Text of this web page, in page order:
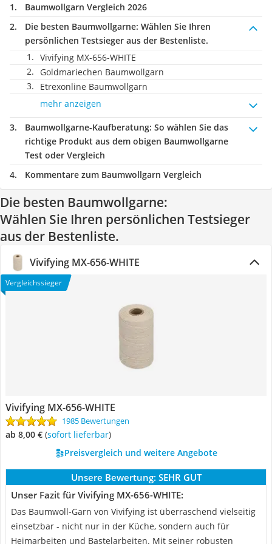
Baumwollgarn Vergleich 2026
Die besten Baumwollgarne: Wählen Sie Ihren
persönlichen Testsieger aus der Bestenliste.
Vivifying MX-656-WHITE
Goldmariechen Baumwollgarn
Etrexonline Baumwollgarn
mehr anzeigen
Baumwollgarne-Kaufberatung: So wählen Sie das
richtige Produkt aus dem obigen Baumwollgarne
Test oder Vergleich
Kommentare zum Baumwollgarn Vergleich
Die besten Baumwollgarne:
Wählen Sie Ihren persönlichen Testsieger
aus der Bestenliste.
Vivifying MX-656-WHITE
Vergleichssieger
Vivifying MX-656-WHITE
1985 Bewertungen
ab 8,00 € ( Sofort lieferbar)
Preisvergleich und weitere Angebote
Unsere Bewertung: SEHR GUT
Unser Fazit für Vivifying MX-656-WHITE:
Das Baumwoll-Garn von Vivifying ist überraschend vielseitig
einsetzbar - nicht nur in der Küche, sondern auch für
Heimarbeiten und Bastelarbeiten. Mit seiner robusten